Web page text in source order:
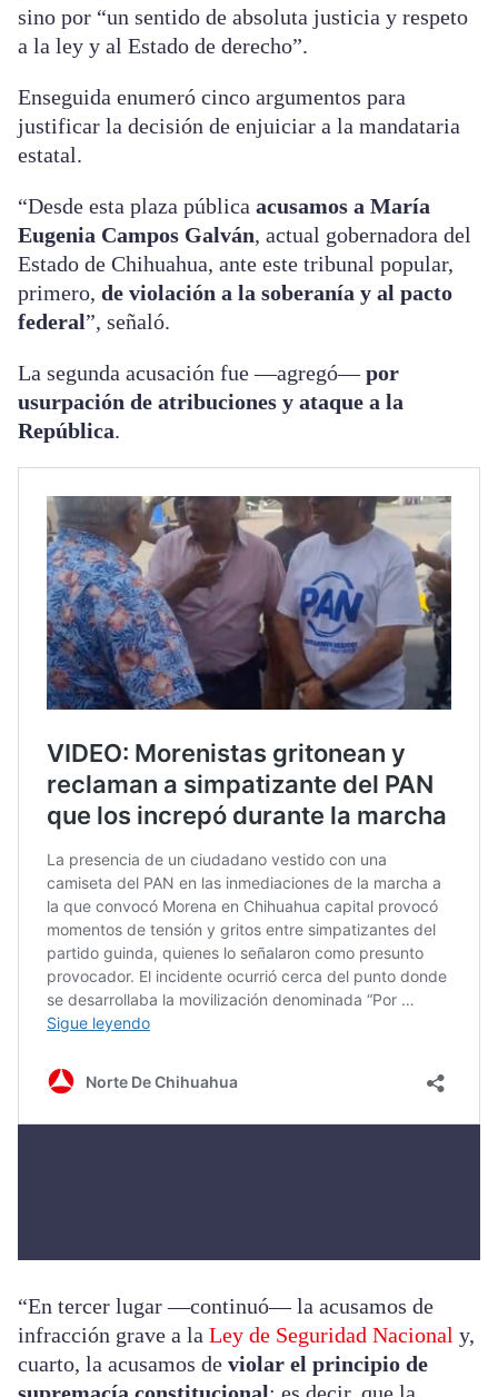
sino por “un sentido de absoluta justicia y respeto
a la ley y al Estado de derecho”.
Enseguida enumeró cinco argumentos para
justificar la decisión de enjuiciar a la mandataria
estatal.
“Desde esta plaza pública acusamos a María
Eugenia Campos Galván, actual gobernadora del
Estado de Chihuahua, ante este tribunal popular,
primero, de violación a la soberanía y al pacto
federal”, señaló.
La segunda acusación fue —agregó—por
usurpación de atribuciones y ataque a la
República.
“En tercer lugar —continuó— la acusamos de
infracción grave a la Ley de Seguridad Nacional y,
cuarto, la acusamos de violar el principio de